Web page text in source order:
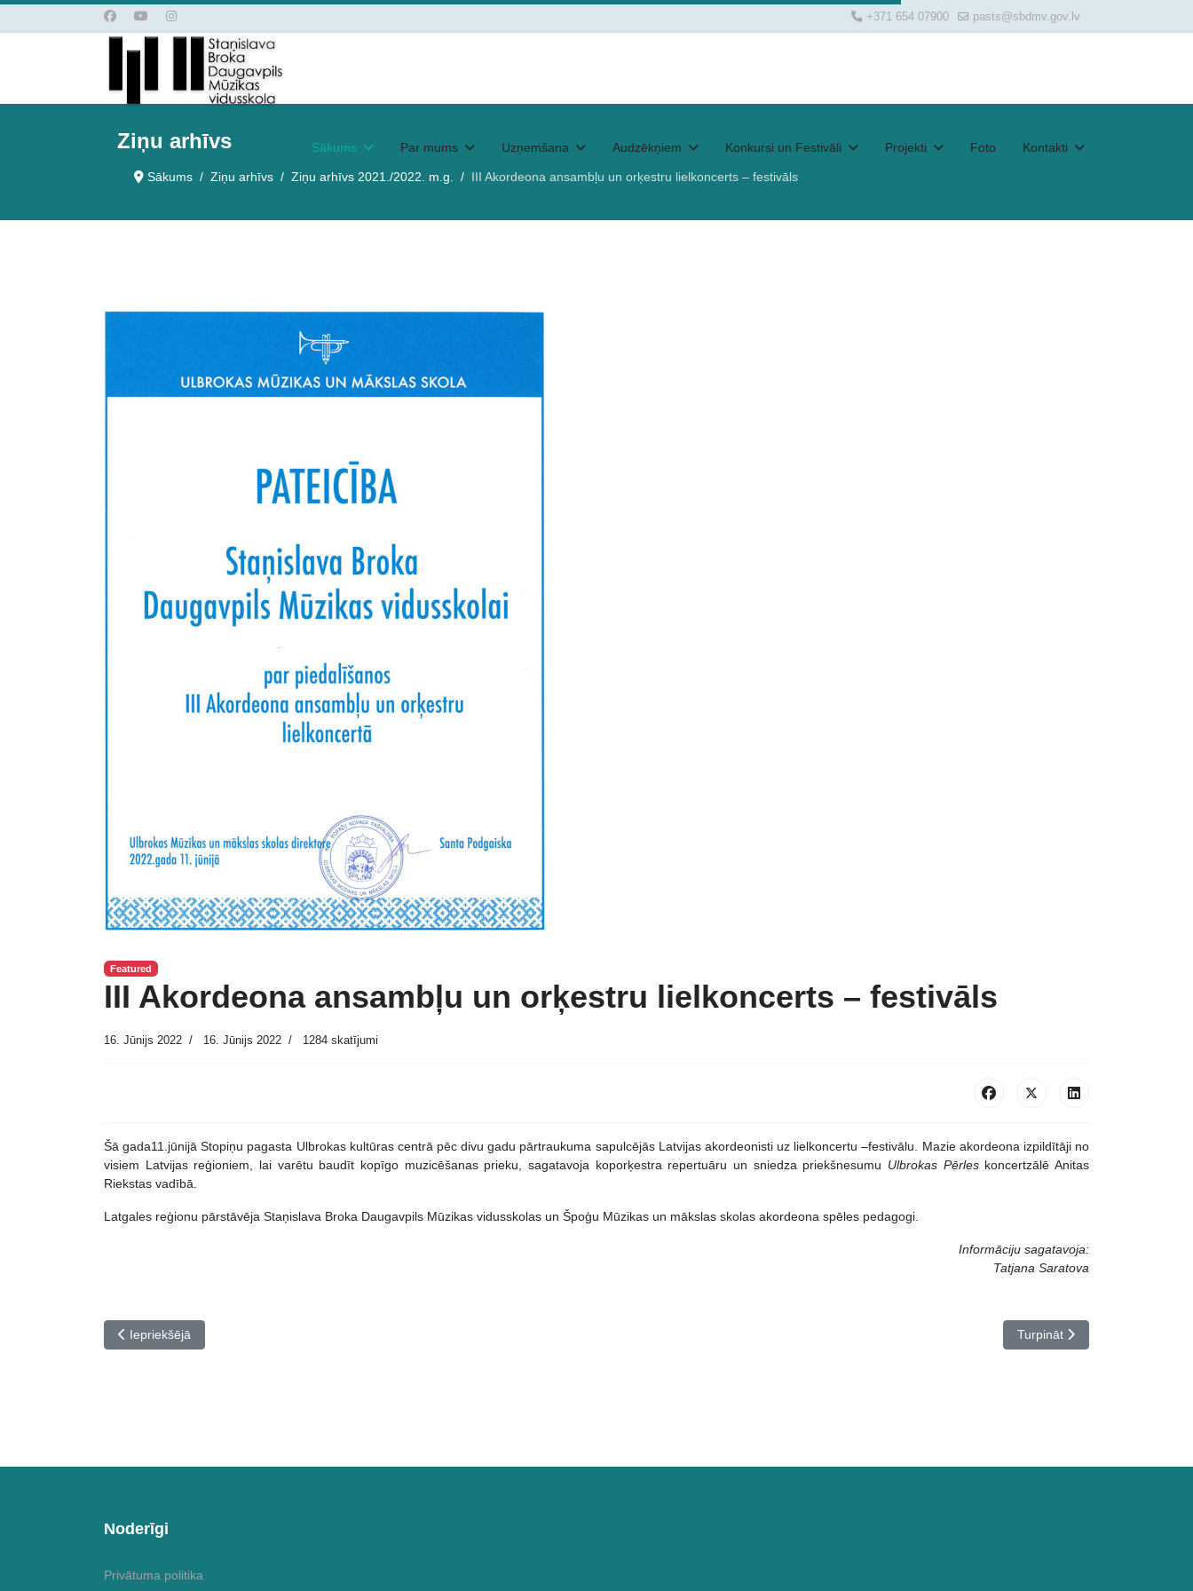
+371 654 07900 pasts@sbdmv.gov.lv
Sākums Par mums Uzņemšana Audzēkņiem Konkursi un Festivāli Projekti Foto Kontakti
Ziņu arhīvs
Sākums Ziņu arhīvs Ziņu arhīvs 2021./2022. m.g. III Akordeona ansambļu un orķestru lielkoncerts – festivāls
Featured
III Akordeona ansambļu un orķestru lielkoncerts – festivāls
16. Jūnijs 2022 16. Jūnijs 2022 1284 skatījumi
Šā gada11.jūnijā Stopiņu pagasta Ulbrokas kultūras centrā pēc divu gadu pārtraukuma sapulcējās Latvijas akordeonisti uz lielkoncertu –festivālu. Mazie akordeona izpildītāji no
visiem Latvijas reģioniem, lai varētu baudīt kopīgo muzicēšanas prieku, sagatavoja koporķestra repertuāru un sniedza priekšnesumu Ulbrokas Pērleskoncertzālē Anitas
Riekstas vadībā.
Latgales reģionu pārstāvēja Staņislava Broka Daugavpils Mūzikas vidusskolas un Špoģu Mūzikas un mākslas skolas akordeona spēles pedagogi.
Informāciju sagatavoja:
Tatjana Saratova
Iepriekšējais raksts: Apsveicam konkursa Vivat Musical I vietas ieguvējus!
Iepriekšējā Nākamais raksts: PĒDĒJA
Turpināt
Noderīgi
Privātuma politika